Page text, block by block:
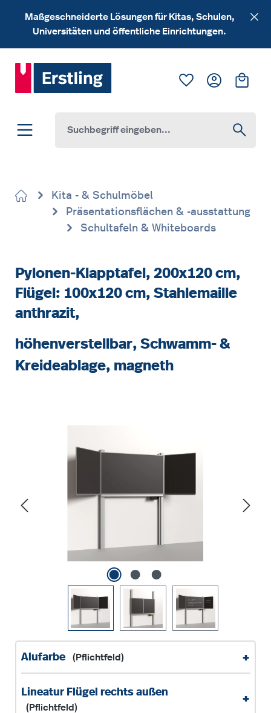
Zum Hauptinhalt springen
Maßgeschneiderte Lösungen für Kitas, Schulen,
Universitäten und öffentliche Einrichtungen.
Du hast 0
Kita - & Schulmöbel
Präsentationsflächen & -ausstattung
Schultafeln & Whiteboards
Pylonen-Klapptafel, 200x120 cm,
Flügel: 100x120 cm, Stahlemaille
anthrazit,
höhenverstellbar, Schwamm- &
Kreideablage, magneth
Alufarbe (Pflichtfeld) +
Lineatur Flügel rechts außen
(Pflichtfeld)
+